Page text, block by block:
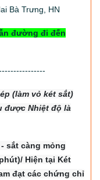
Bà Trưng, HN
đường đi đến
(làm vỏ két sắt)
được Nhiệt độ là
sắt càng mỏng
Hiện tại Két
đạt các chứng chỉ